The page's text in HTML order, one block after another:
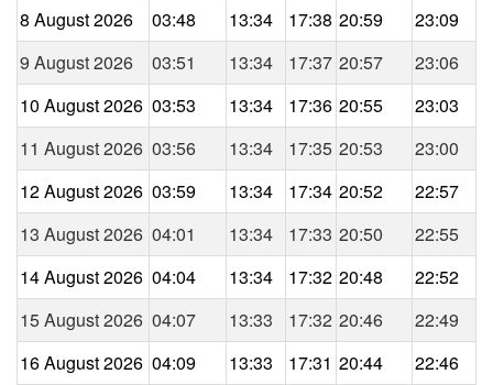
8 August 2026
03:48 13:34 17:38 20:59
23:09
9 August 2026
03:51 13:34 17:37 20:57
23:06
10 August 2026 03:53 13:34 17:36 20:55
23:03
11 August 2026 03:56 13:34 17:35 20:53
23:00
12 August 2026 03:59 13:34 17:34 20:52
22:57
13 August 2026 04:01 13:34 17:33 20:50
22:55
14 August 2026 04:04 13:34 17:32 20:48
22:52
15 August 2026 04:07 13:33 17:32 20:46
22:49
16 August 2026 04:09 13:33 17:31 20:44
22:46